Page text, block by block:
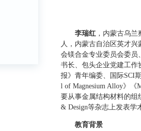
李瑞红 ， 内蒙古乌兰
人， 内蒙古自治区英才兴
会镁合金专业委员会委员
书长、包头企业党建工作
报》青年编委、
国际SCI
l of Magnesium Alloy》《
要从事金属结构材料的组
& Design等杂志上发表学
教育背景